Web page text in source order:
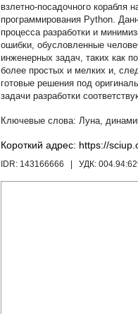
взлетно-посадочного корабля
программирования Python.
процесса разработки и
ошибки, обусловленные
инженерных задач, таких как
более простых и мелких и,
готовые решения под
задачи разработки
Луна,
Короткий адрес: https://
IDR: 143166666 | УДК: